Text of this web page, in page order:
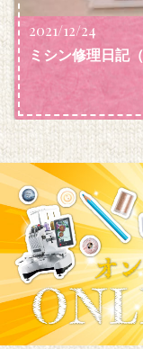
2021/12/24
ミシン修理日記